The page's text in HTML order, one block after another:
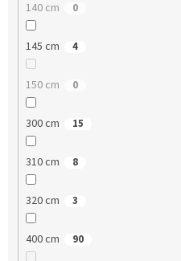
140 cm 0
145 cm 4
150 cm 0
300 cm 15
310 cm 8
320 cm 3
400 cm 90